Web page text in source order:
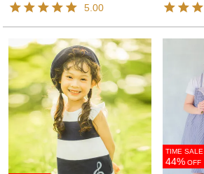
5.00
TIME SALE
44% OFF